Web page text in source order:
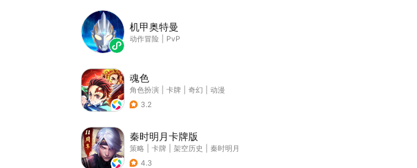
机甲奥特曼
动作冒险 PvP
魂色
角色扮演 卡牌 奇幻
动漫
3.2
秦时明月卡牌版
策略 卡牌 架空历史
秦时明月
4.3